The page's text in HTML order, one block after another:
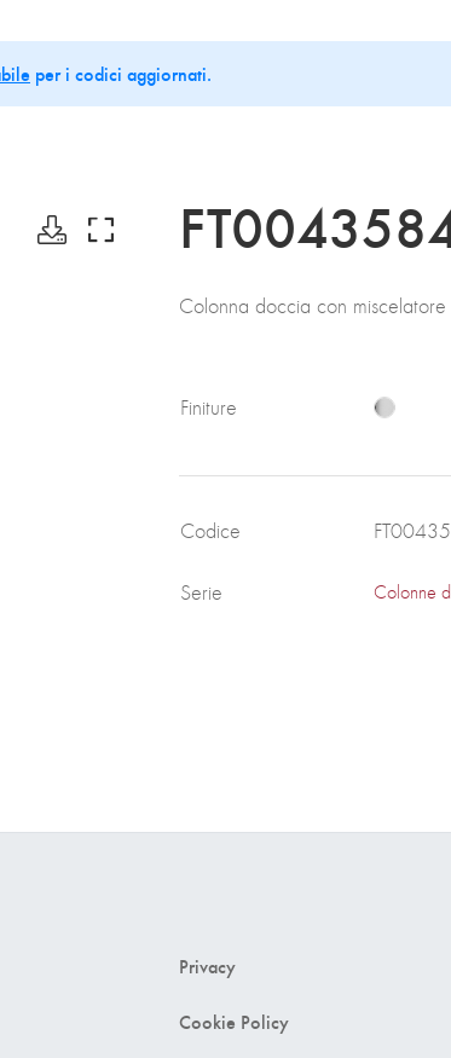
per i codici aggiornati.
Colonna doccia con
Finiture
Codice
Serie Colonne
Privacy
Cookie Policy